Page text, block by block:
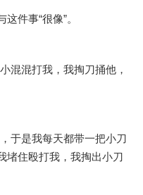
件事“很像”。
混打我，我掏刀捅他，
是我每天都带一把小刀
堵住殴打我，我掏出小刀